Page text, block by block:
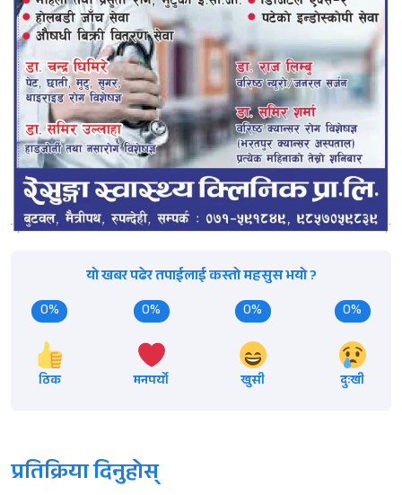
यो खबर पढेर तपाईलाई कस्तो महसुस भयो ?
0%
ठिक
0%
मनपर्यो
0%
खुसी
0%
दुःखी
प्रतिक्रिया दिनुहोस्